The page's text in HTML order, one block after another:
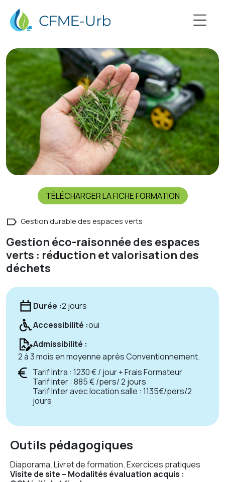
TÉLÉCHARGER LA FICHE FORMATION
Gestion durable des espaces verts
Gestion éco-raisonnée des espaces
verts : réduction et valorisation des
déchets
Durée :2 jours
Accessibilité :oui
Admissibilité :
2 à 3 mois en moyenne après Conventionnement.
Tarif Intra : 1230 € / jour + Frais Formateur
Tarif Inter : 885 € /pers/ 2 jours
Tarif Inter avec location salle : 1135€/pers/2
jours
Outils pédagogiques
Diaporama. Livret de formation. Exercices pratiques
Visite de site – Modalités évaluation acquis :